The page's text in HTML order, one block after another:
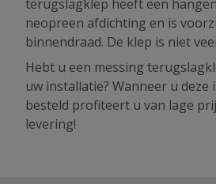
terugslagklep heeft een
neopreen afdichting en is
binnendraad. De klep is niet
Hebt u een messing
uw installatie? Wanneer u deze
besteld profiteert u van lage
levering!